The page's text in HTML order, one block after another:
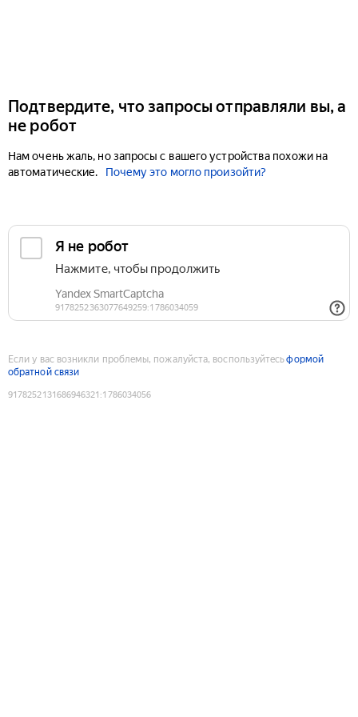
Подтвердите, что запросы отправляли вы, а
не робот
Нам очень жаль, но запросы с вашего устройства похожи на
автоматические.
Почему это могло произойти?
Если у вас возникли проблемы, пожалуйста, воспользуйтесьформой
обратной связи
9178252131686946321 :1786034056